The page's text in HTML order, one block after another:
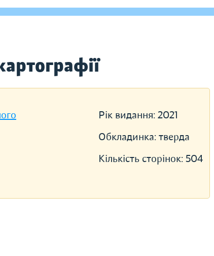
Рік видання: 2021
Обкладинка: тверда
Кількість сторінок: 504